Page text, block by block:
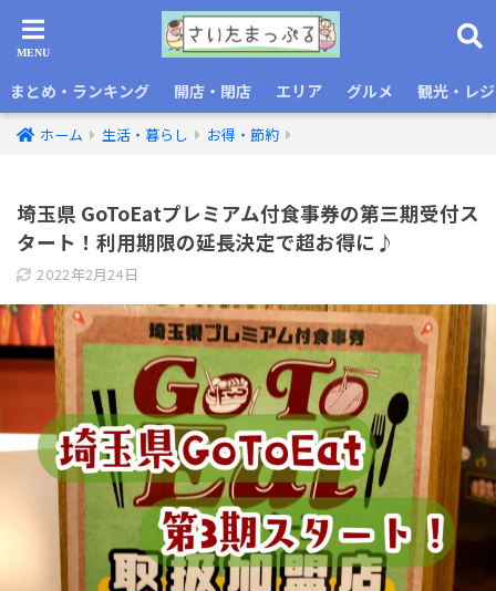
まとめ・ランキング 開店・閉店 エリア グルメ 観光・レ
ホーム 生活・暮らし お得・節約
埼玉県 GoToEatプレミアム付食事券の第三期受付ス
タート！利用期限の延長決定で超お得に♪
2022年2月24日